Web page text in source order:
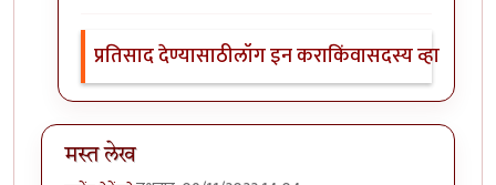
प्रतिसाद देण्यासाठीलॉग इन कराकिंवासदस्य व्हा
मस्त लेख